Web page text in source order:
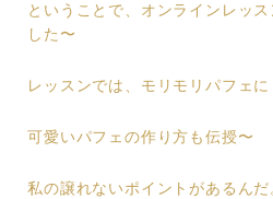
ということで、オンラインレッ
した〜
レッスンでは、モリモリパフェ
可愛いパフェの作り方も伝授〜
私の譲れないポイントがあるんだ